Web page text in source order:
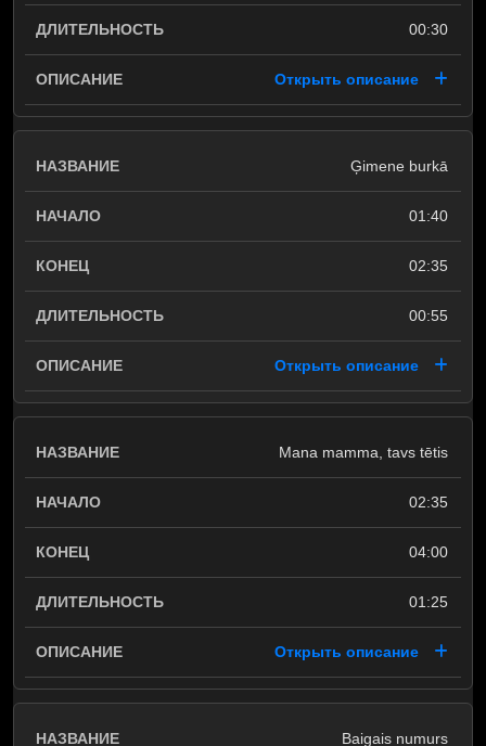
00:30
Открыть описание
Ģimene burkā
01:40
02:35
00:55
Открыть описание
Mana mamma, tavs tētis
02:35
04:00
01:25
Открыть описание
Baigais numurs